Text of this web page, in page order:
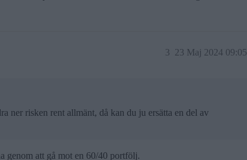
23 Maj 2024 09:05
3
ner risken rent allmänt, då kan du ju ersätta en del av
genom att gå mot en 60/40 portfölj.